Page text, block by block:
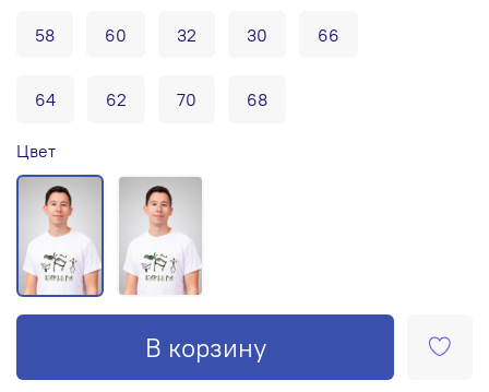
В корзину
58 60 32 30 66
64 62 70 68
Цвет